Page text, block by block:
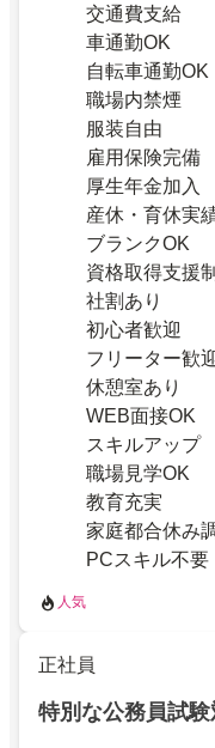
交通費支給
車通勤OK
自転車通勤OK
職場内禁煙
服装自由
雇用保険完備
厚生年金加入
産休・育休実
ブランクOK
資格取得支援
社割あり
初心者歓迎
フリーター歓
休憩室あり
WEB面接OK
スキルアップ
職場見学OK
教育充実
家庭都合休み
PCスキル不要
人気
正社員
特別な公務員試